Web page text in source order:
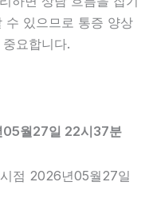
수 있으므로 통증 양상
요합니다.
05월27일 22시37분
점 2026년05월27일